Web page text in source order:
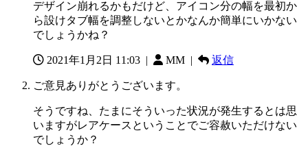
デザイン崩れるかもだけど、アイコン分の幅を最初か
ら設けタブ幅を調整しないとかなんか簡単にいかない
でしょうかね？
2021年1月2日 11:03 | MM | 返信
ご意見ありがとうございます。
そうですね、たまにそういった状況が発生するとは思
いますがレアケースということでご容赦いただけない
でしょうか？